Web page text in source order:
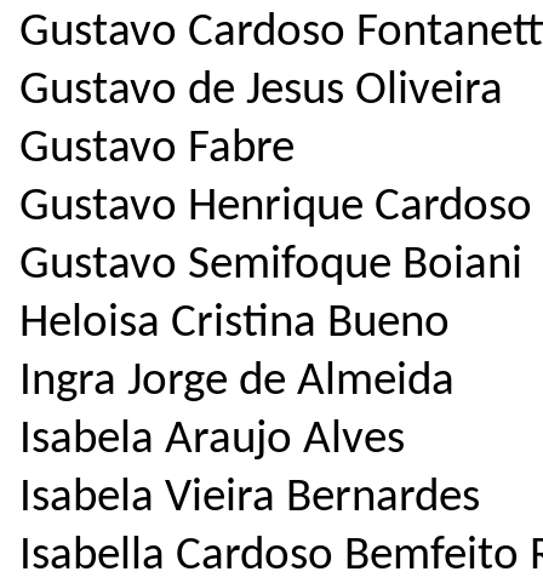
Gustavo Cardoso
Gustavo de Jesus Oliveira
Gustavo Fabre
Gustavo Henrique
Gustavo Semifoque Boiani
Heloisa Cristina Bueno
Ingra Jorge de Almeida
Isabela Araujo Alves
Isabela Vieira Bernardes
Isabella Cardoso Bemfeito